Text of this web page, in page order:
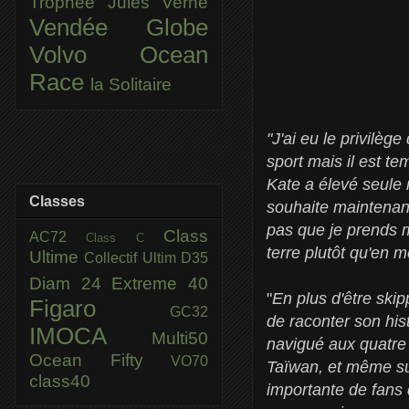
"J'ai eu le privilège
sport mais il est
Kate a élevé seule
souhaite
pas que je prends
terre plutôt qu'en
"En plus d'être
de raconter son
navigué aux
Taïwan, et même
importante de fans
Vendée Globe
Volvo Ocean
Race la Solitaire
Classes
AC72Class C Class
Ultime Collectif Ultim D35
Diam 24 Extreme 40
Figaro GC32
IMOCA
Multi50
Ocean Fifty
VO70
class40